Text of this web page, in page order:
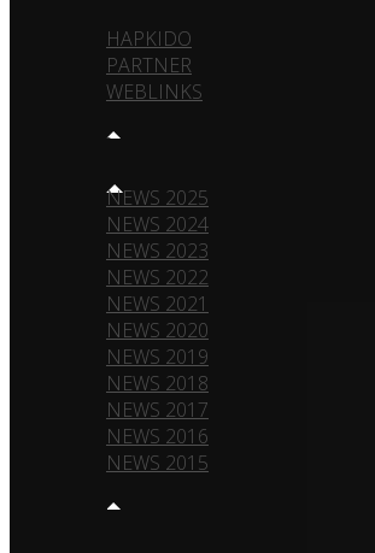
HAPKIDO
PARTNER
WEBLINKS
NEWS
NEWS 2025
NEWS 2024
NEWS 2023
NEWS 2022
NEWS 2021
NEWS 2020
NEWS 2019
NEWS 2018
NEWS 2017
NEWS 2016
NEWS 2015
TEAM